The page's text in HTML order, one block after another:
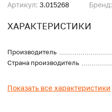
Артикул: 3.015268 Бренд:
ХАРАКТЕРИСТИКИ
Производитель
Страна производитель
Показать все характеристики